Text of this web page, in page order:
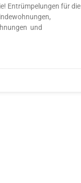
Entrümpelungen für die
und